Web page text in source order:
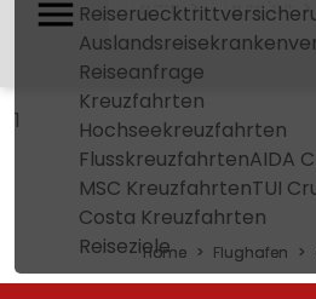
Reiseanfrage
Kreuzfahrten
Hochseekreuzfahrten
FlusskreuzfahrtenAIDA
MSC KreuzfahrtenTUI
Costa Kreuzfahrten
Reiseziele
Home Flughafen
1
Home Flughafen